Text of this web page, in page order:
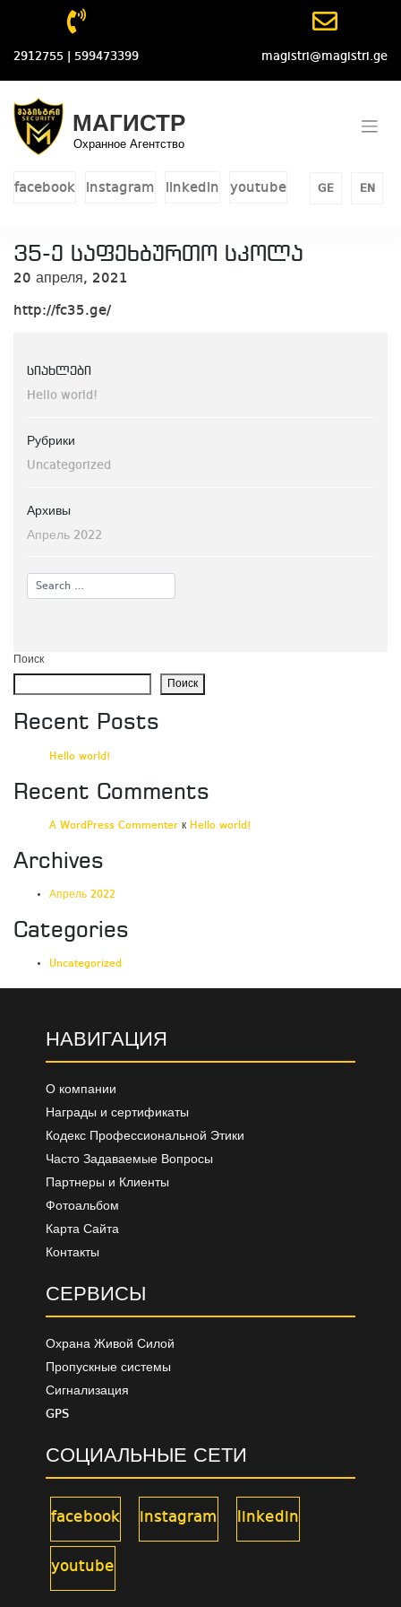
content
2912755 | 599473399 magistri@magistri.ge
МАГИСТР
Охранное Агентство
facebook instagram linkedin youtube GE EN
35-ე საფეხბურთო სკოლა
20 апреля, 2021
http://fc35.ge/
სიახლები
Hello world!
Рубрики
Uncategorized
Архивы
Апрель 2022
Поиск
Поиск
Recent Posts
Hello world!
Recent Comments
A WordPress Commenter к Hello world!
Archives
Апрель 2022
Categories
Uncategorized
НАВИГАЦИЯ
О компании
Награды и сертификаты
Кодекс Профессиональной Этики
Часто Задаваемые Вопросы
Партнеры и Клиенты
Фотоальбом
Карта Сайта
Контакты
СЕРВИСЫ
Охрана Живой Силой
Пропускные системы
Сигнализация
GPS
СОЦИАЛЬНЫЕ СЕТИ
facebook instagram linkedin
youtube